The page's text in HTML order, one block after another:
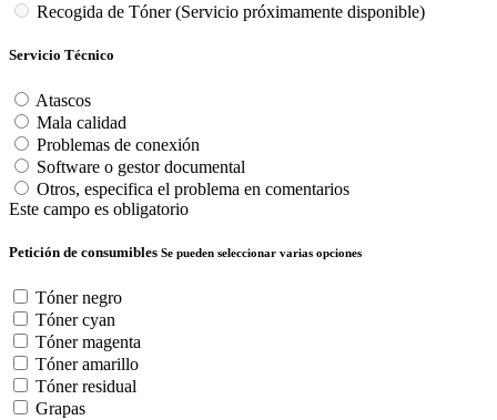
Recogida de Tóner (Servicio próximamente disponible)
Servicio Técnico
Atascos
Mala calidad
Problemas de conexión
Software o gestor documental
Otros, especifica el problema en comentarios
Este campo es obligatorio
Petición de consumibles Se pueden seleccionar varias opciones
Tóner negro
Tóner cyan
Tóner magenta
Tóner amarillo
Tóner residual
Grapas